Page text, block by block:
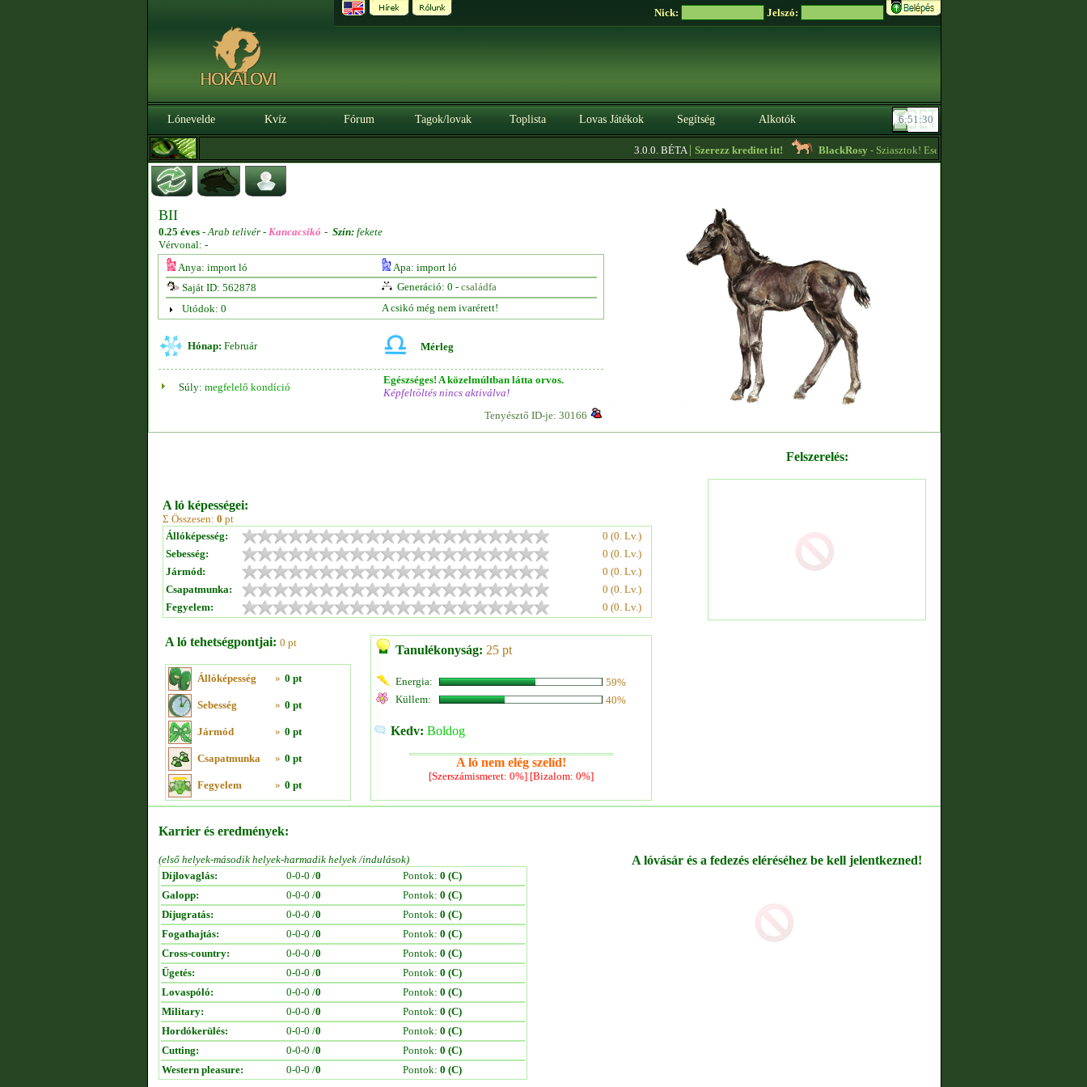
Nick: Jelszó:
Lónevelde Kvíz Fórum Tagok/lovak Toplista Lovas Játékok Segítség Alkotók
3.0.0. BÉTA|Szerezz kreditet itt! BlackRosy- Sziasztok! Esetleg valaki az ékköves edzésről tud
BII
0.25 éves -Arab telivér - Kancacsikó - Szín: fekete
Vérvonal: -
Anya: import ló
Apa: import ló
Saját ID: 562878
Generáció: 0 - családfa
Utódok: 0
A csikó még nem ivarérett!
Hónap: Február Mérleg
Súly: megfelelő kondíció
Egészséges! A közelmúltban látta orvos.
Képfeltöltés nincs aktiválva!
Tenyésztő ID-je: 30166
A ló képességei:
Σ Összesen: 0 pt
Állóképesség:
0 (0. Lv.)
Sebesség:
0 (0. Lv.)
Jármód:
0 (0. Lv.)
Csapatmunka:
0 (0. Lv.)
Fegyelem:
0 (0. Lv.)
A ló tehetségpontjai: 0 pt
Állóképesség » 0 pt
Sebesség » 0 pt
Jármód » 0 pt
Csapatmunka » 0 pt
Fegyelem » 0 pt
Tanulékonyság: 25 pt
Energia:
59%
Küllem:
40%
Kedv: Boldog
A ló nem elég szelíd!
[Szerszámismeret: 0%] [Bizalom: 0%]
Felszerelés:
Karrier és eredmények:
(első helyek-második helyek-harmadik helyek /indulások)
Díjlovaglás:
0-0-0 /0 Pontok: 0 (C)
Galopp:
0-0-0 /0 Pontok: 0 (C)
Díjugratás:
0-0-0 /0 Pontok: 0 (C)
Fogathajtás:
0-0-0 /0 Pontok: 0 (C)
Cross-country:
0-0-0 /0 Pontok: 0 (C)
Ügetés:
0-0-0 /0 Pontok: 0 (C)
Lovaspóló:
0-0-0 /0 Pontok: 0 (C)
Military:
0-0-0 /0 Pontok: 0 (C)
Hordókerülés:
0-0-0 /0 Pontok: 0 (C)
Cutting:
0-0-0 /0 Pontok: 0 (C)
Western pleasure:
0-0-0 /0 Pontok: 0 (C)
A lóvásár és a fedezés eléréséhez be kell jelentkezned!